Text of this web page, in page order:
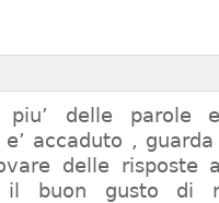
delle parole
accaduto , guarda
delle risposte
buon gusto di